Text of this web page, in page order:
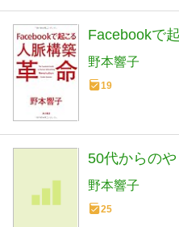
Facebookで
野本響子
19
50代からの
野本響子
25